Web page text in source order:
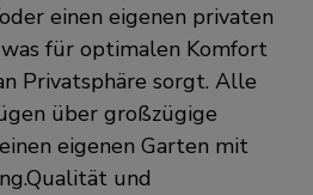
einen eigenen privaten
für optimalen Komfort
Privatsphäre sorgt. Alle
über großzügige
eigenen Garten mit
und